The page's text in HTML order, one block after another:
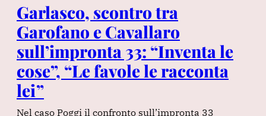
Garlasco, scontro tra
Garofano e Cavallaro
sull’impronta 33: “Inventa le
cose”, “Le favole le racconta
lei”
Nel caso Poggi il confronto sull’impronta 33